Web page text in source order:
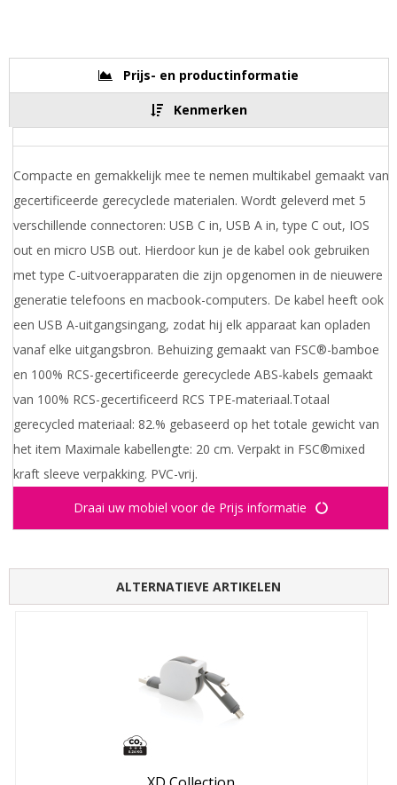
Prijs- en productinformatie
Kenmerken
Compacte en gemakkelijk mee te nemen multikabel gemaakt van
gecertificeerde gerecyclede materialen. Wordt geleverd met 5
verschillende connectoren: USB C in, USB A in, type C out, IOS
out en micro USB out. Hierdoor kun je de kabel ook gebruiken
met type C-uitvoerapparaten die zijn opgenomen in de nieuwere
generatie telefoons en macbook-computers. De kabel heeft ook
een USB A-uitgangsingang, zodat hij elk apparaat kan opladen
vanaf elke uitgangsbron. Behuizing gemaakt van FSC®-bamboe
en 100% RCS-gecertificeerde gerecyclede ABS-kabels gemaakt
van 100% RCS-gecertificeerd RCS TPE-materiaal.Totaal
gerecycled materiaal: 82.% gebaseerd op het totale gewicht van
het item Maximale kabellengte: 20 cm. Verpakt in FSC®mixed
kraft sleeve verpakking. PVC-vrij.
Draai uw mobiel voor de Prijs informatie
ALTERNATIEVE ARTIKELEN